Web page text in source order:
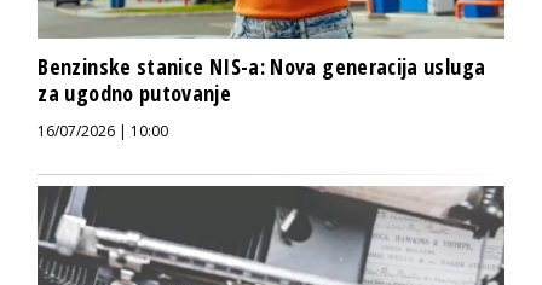
Benzinske stanice NIS-a: Nova generacija usluga
za ugodno putovanje
16/07/2026 | 10:00